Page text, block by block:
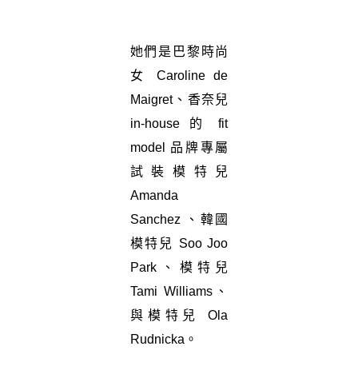
她們是巴黎時尚
女 Caroline de
Maigret、香奈兒
in-house 的 fit
model 品牌專屬
試裝模特兒
Amanda
Sanchez 、韓國
模特兒 Soo Joo
Park、模特兒
Tami Williams、
與模特兒 Ola
Rudnicka。